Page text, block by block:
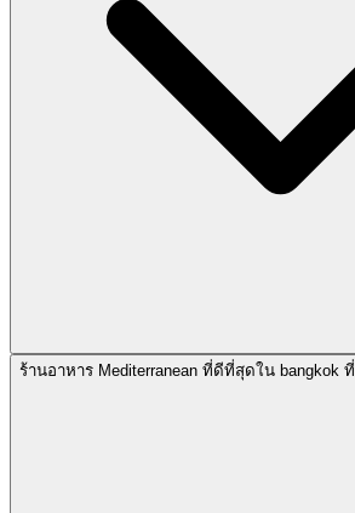
ร้านอาหาร Mediterranean ที่ดีที่สุดใน bangkok